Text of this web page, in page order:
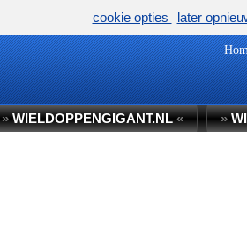
»WIELDOPPENGIGANT.NL« »
cookie opties later